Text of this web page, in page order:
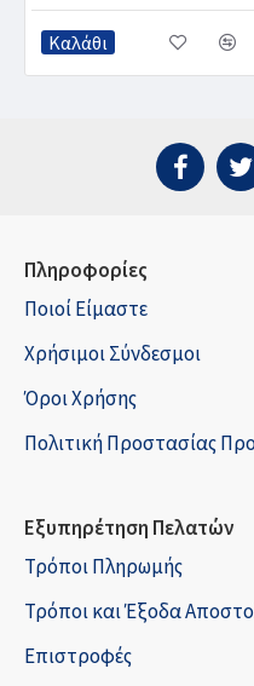
Καλάθι
Πληροφορίες
Ποιοί Είμαστε
Χρήσιμοι Σύνδεσμοι
Όροι Χρήσης
Πολιτική Προστασίας
Εξυπηρέτηση Πελατών
Τρόποι Πληρωμής
Τρόποι και Έξοδα
Επιστροφές